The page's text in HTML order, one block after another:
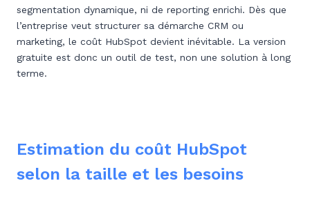
segmentation dynamique, ni de reporting enrichi. Dès que
l’entreprise veut structurer sa démarche CRM ou
marketing, le coût HubSpot devient inévitable. La version
gratuite est donc un outil de test, non une solution à long
terme.
Estimation du coût HubSpot
selon la taille et les besoins